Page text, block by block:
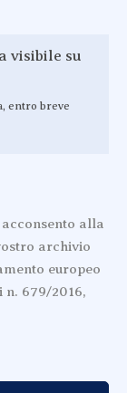
visibile su
entro breve
acconsento alla
archivio
europeo
n. 679/2016,